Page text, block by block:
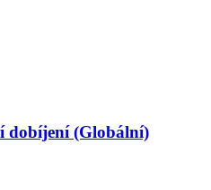
dobíjení (Globální)